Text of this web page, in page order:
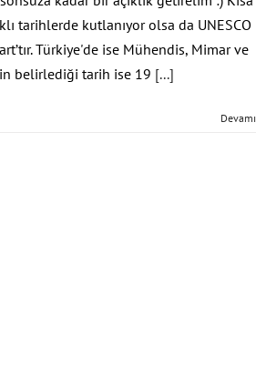
tarihlerde kutlanıyor olsa da UNESCO
Türkiye'de ise Mühendis, Mimar ve
belirlediği tarih ise 19 [...]
Devamı